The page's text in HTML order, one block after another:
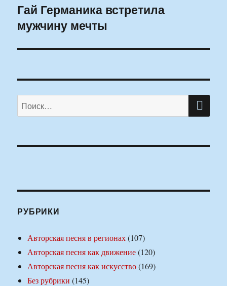
Следующая
запись:
Гай Германика встретила
мужчину мечты
Искать:
РУБРИКИ
Авторская песня в регионах(107)
Авторская песня как движение(120)
Авторская песня как искусство(169)
Без рубрики (145)